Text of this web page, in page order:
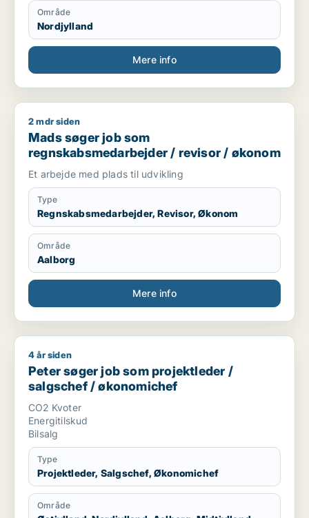
Område
Nordjylland
Mere info
Mads søger job som regnskabsmedarbejder / revisor /
2 mdr siden
Mads søger job som
regnskabsmedarbejder / revisor / økonom
Et arbejde med plads til udvikling
Type
Regnskabsmedarbejder, Revisor, Økonom
Område
Aalborg
Mere info
Peter søger job som projektleder / salgschef / økonomichef
4 år siden
Peter søger job som projektleder /
salgschef / økonomichef
CO2 Kvoter
Energitilskud
Bilsalg
Type
Projektleder, Salgschef, Økonomichef
Område